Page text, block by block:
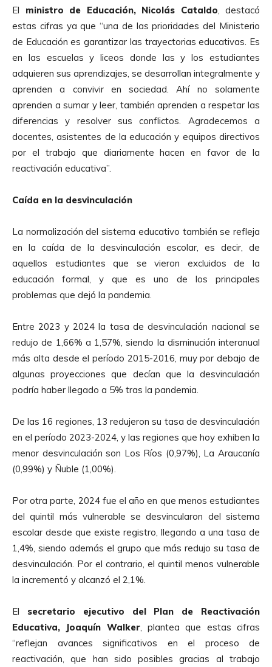
El ministro de Educación, Nicolás Cataldo , destacó
estas cifras ya que “una de las prioridades del Ministerio
de Educación es garantizar las trayectorias educativas. Es
en las escuelas y liceos donde las y los estudiantes
adquieren sus aprendizajes, se desarrollan integralmente y
aprenden a convivir en sociedad. Ahí no solamente
aprenden a sumar y leer, también aprenden a respetar las
diferencias y resolver sus conflictos. Agradecemos a
docentes, asistentes de la educación y equipos directivos
por el trabajo que diariamente hacen en favor de la
reactivación educativa”.
Caída en la desvinculación
La normalización del sistema educativo también se refleja
en la caída de la desvinculación escolar, es decir, de
aquellos estudiantes que se vieron excluidos de la
educación formal, y que es uno de los principales
problemas que dejó la pandemia.
Entre 2023 y 2024 la tasa de desvinculación nacional se
redujo de 1,66% a 1,57%, siendo la disminución interanual
más alta desde el período 2015-2016, muy por debajo de
algunas proyecciones que decían que la desvinculación
podría haber llegado a 5% tras la pandemia.
De las 16 regiones, 13 redujeron su tasa de desvinculación
en el período 2023-2024, y las regiones que hoy exhiben la
menor desvinculación son Los Ríos (0,97%), La Araucanía
(0,99%) y Ñuble (1,00%).
Por otra parte, 2024 fue el año en que menos estudiantes
del quintil más vulnerable se desvincularon del sistema
escolar desde que existe registro, llegando a una tasa de
1,4%, siendo además el grupo que más redujo su tasa de
desvinculación. Por el contrario, el quintil menos vulnerable
la incrementó y alcanzó el 2,1%.
El secretario ejecutivo del Plan de Reactivación
Educativa, Joaquín Walker, plantea que estas cifras
“reflejan avances significativos en el proceso de
reactivación, que han sido posibles gracias al trabajo